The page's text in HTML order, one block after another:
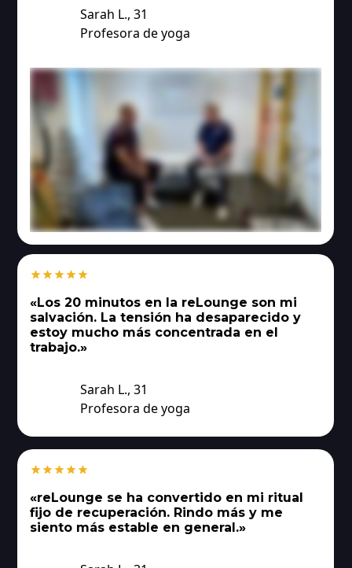
Sarah L., 31
Profesora de yoga
«Los 20 minutos en la reLounge son mi
salvación. La tensión ha desaparecido y
estoy mucho más concentrada en el
trabajo.»
Sarah L., 31
Profesora de yoga
«reLounge se ha convertido en mi ritual
fijo de recuperación. Rindo más y me
siento más estable en general.»